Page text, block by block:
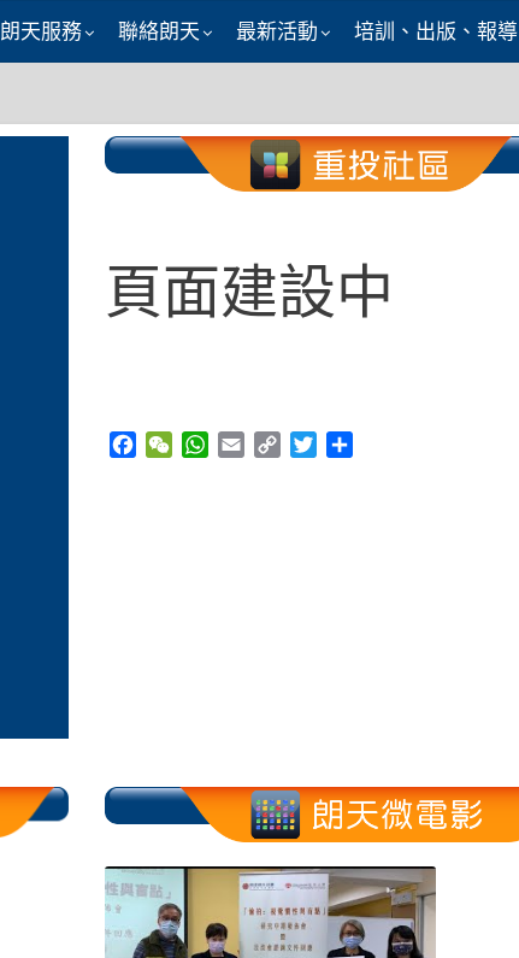
朗天服務 聯絡朗天 最新活動 培訓、出版、報導
頁面建設中
Facebook
WeChatWhatsApp
Email Copy
Twitter